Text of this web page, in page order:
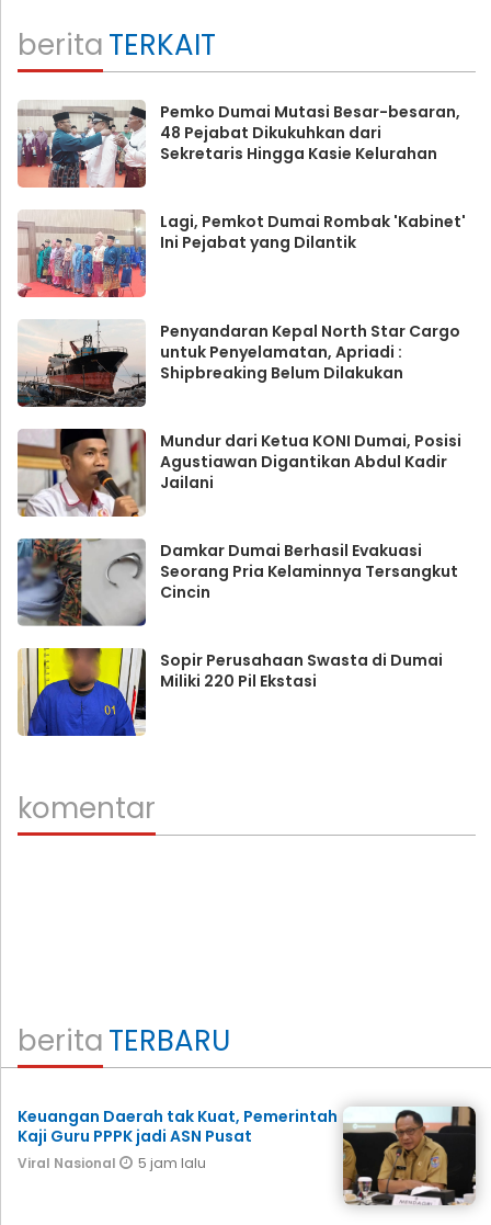
beritaTERKAIT
Pemko Dumai Mutasi Besar-besaran,
48 Pejabat Dikukuhkan dari
Sekretaris Hingga Kasie Kelurahan
Lagi, Pemkot Dumai Rombak 'Kabinet'
Ini Pejabat yang Dilantik
Penyandaran Kepal North Star Cargo
untuk Penyelamatan, Apriadi :
Shipbreaking Belum Dilakukan
Mundur dari Ketua KONI Dumai, Posisi
Agustiawan Digantikan Abdul Kadir
Jailani
Damkar Dumai Berhasil Evakuasi
Seorang Pria Kelaminnya Tersangkut
Cincin
Sopir Perusahaan Swasta di Dumai
Miliki 220 Pil Ekstasi
komentar
beritaTERBARU
Keuangan Daerah tak Kuat, Pemerintah
Kaji Guru PPPK jadi ASN Pusat
Viral Nasional 5 jam lalu